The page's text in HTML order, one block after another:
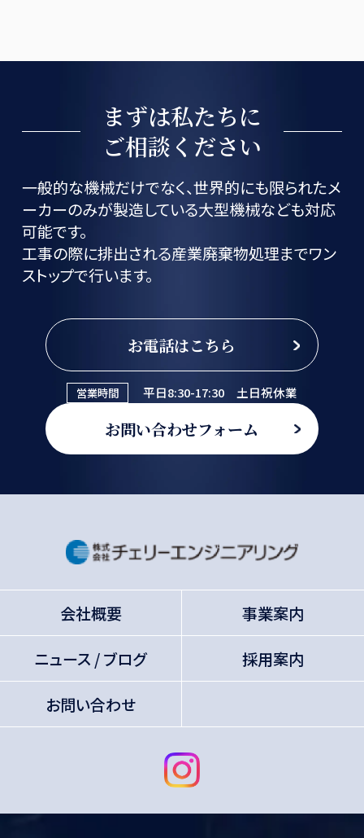
まずは私たちに
ご相談ください
一般的な機械だけでなく、世界的にも限られたメ
ーカーのみが製造している大型機械なども対応
可能です。
工事の際に排出される産業廃棄物処理までワン
ストップで行います。
お電話はこちら
営業時間 平日8:30-17:30 土日祝休業
お問い合わせフォーム
会社概要 事業案内
ニュース / ブログ 採用案内
お問い合わせ